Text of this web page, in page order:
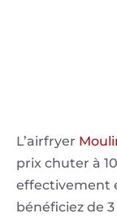
L’airfryer
prix chuter à
effectivement
bénéficiez de